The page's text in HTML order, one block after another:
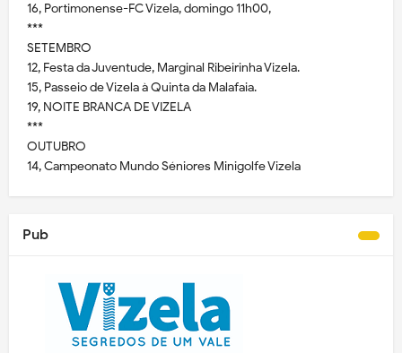
16, Portimonense-FC Vizela, domingo 11h00,
***
SETEMBRO
12, Festa da Juventude, Marginal Ribeirinha Vizela.
15, Passeio de Vizela à Quinta da Malafaia.
19, NOITE BRANCA DE VIZELA
***
OUTUBRO
14, Campeonato Mundo Séniores Minigolfe Vizela
Pub